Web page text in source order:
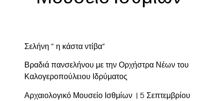
Σελήνη ” η κάστα ντίβα”
Βραδιά πανσελήνου με την Ορχήστρα Νέων του
Καλογεροπούλειου Ιδρύματος
Αρχαιολογικό Μουσείο Ισθμίων | 5 Σεπτεμβρίου